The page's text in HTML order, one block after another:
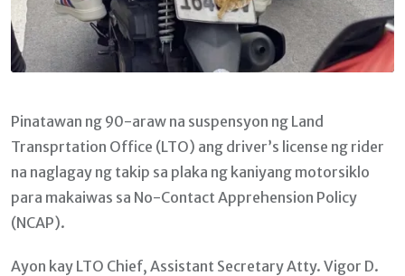
Pinatawan ng 90-araw na suspensyon ng Land
Transprtation Office (LTO) ang driver’s license ng rider
na naglagay ng takip sa plaka ng kaniyang motorsiklo
para makaiwas sa No-Contact Apprehension Policy
(NCAP).
Ayon kay LTO Chief, Assistant Secretary Atty. Vigor D.